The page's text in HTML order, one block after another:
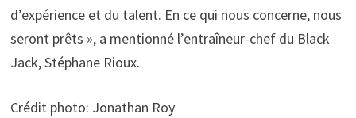
d’expérience et du talent. En ce qui nous concerne, nous
seront prêts », a mentionné l’entraîneur-chef du Black
Jack, Stéphane Rioux.
Crédit photo: Jonathan Roy